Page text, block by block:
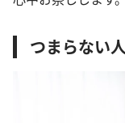
つまらない